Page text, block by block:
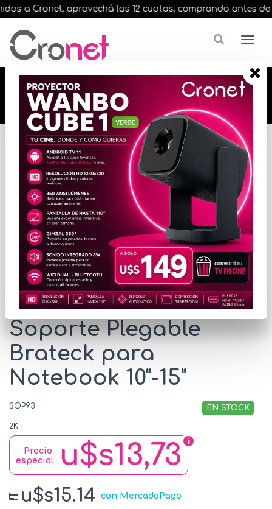
a Cronet, aprovechá las 12 cuotas, comprando antes de
🔥🔥🔥 12 cuotas, en todos nuestros artículos,
comprando antes de las 13 hrs. envíos en el
día 🔥🔥🔥
Inicio VIDEO PANTALLAS
* Las imágenes se exhiben con fines ilustrativos.
Soporte Plegable
Brateck para
Notebook 10"-15"
SOP93 EN STOCK
2K
u$s13,73
Precio
especial
u$s15.14 con MercadoPago